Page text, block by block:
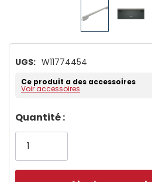
UGS: W11774454
Ce produit a des accessoires
Voir accessoires
Dépêchez-
vous!
Quantité :